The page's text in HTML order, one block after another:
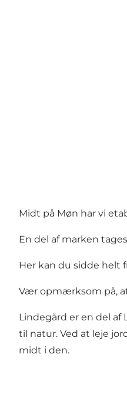
Midt på Møn har vi
En del af marken
Her kan du sidde helt
Vær opmærksom på,
Lindegård er en del
til natur. Ved at leje
midt i den.